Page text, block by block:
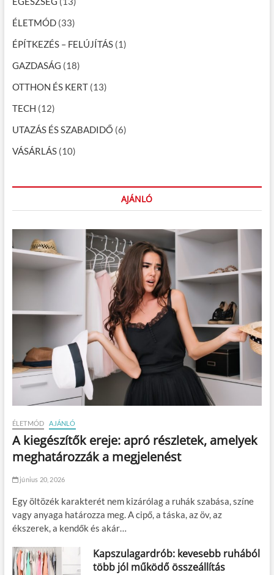
á
c
i
ó
ÉLETMÓD(33)
ÉPÍTKEZÉS – FELÚJÍTÁS(1)
GAZDASÁG (18)
OTTHON ÉS KERT(13)
TECH (12)
UTAZÁS ÉS SZABADIDŐ (6)
VÁSÁRLÁS(10)
AJÁNLÓ
ÉLETMÓD AJÁNLÓ
A kiegészítők ereje: apró részletek, amelyek
meghatározzák a megjelenést
június 20, 2026
Egy öltözék karakterét nem kizárólag a ruhák szabása, színe
vagy anyaga határozza meg. A cipő, a táska, az öv, az
ékszerek, a kendők és akár…
Kapszulagardrób: kevesebb ruhából
több jól működő összeállítás